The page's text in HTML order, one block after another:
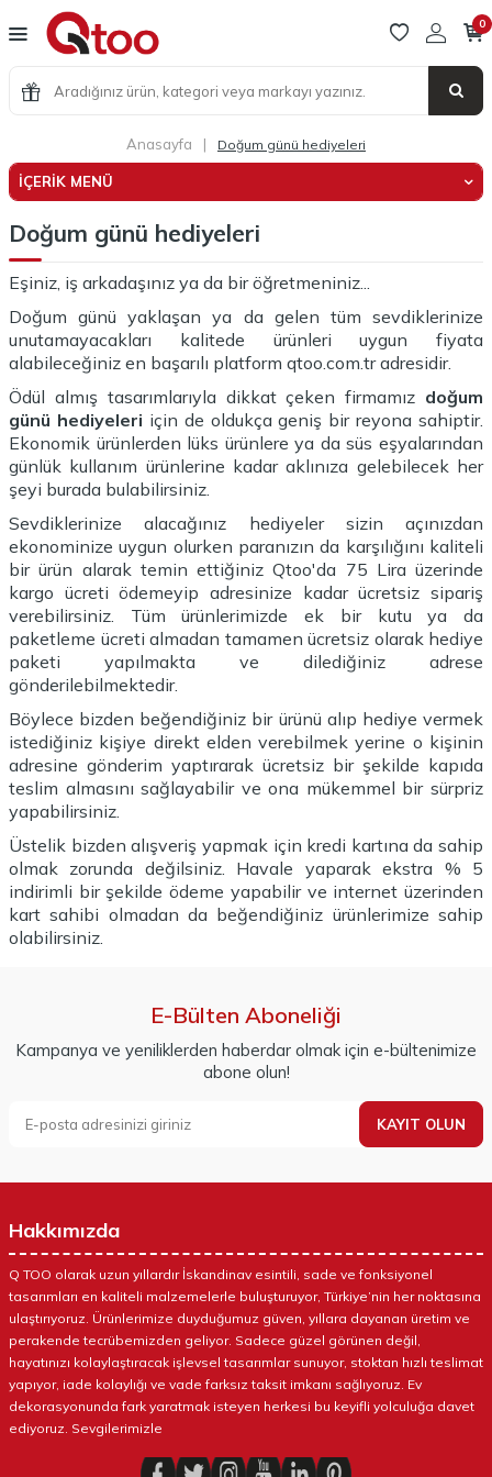
0
Anasayfa | Doğum günü hediyeleri
İÇERIK MENÜ
Doğum günü hediyeleri
Eşiniz, iş arkadaşınız ya da bir öğretmeniniz...
Doğum günü yaklaşan ya da gelen tüm sevdiklerinize
unutamayacakları kalitede ürünleri uygun fiyata
alabileceğiniz en başarılı platform qtoo.com.tr adresidir.
Ödül almış tasarımlarıyla dikkat çeken firmamız doğum
günü hediyeleri için de oldukça geniş bir reyona sahiptir.
Ekonomik ürünlerden lüks ürünlere ya da süs eşyalarından
günlük kullanım ürünlerine kadar aklınıza gelebilecek her
şeyi burada bulabilirsiniz.
Sevdiklerinize alacağınız hediyeler sizin açınızdan
ekonominize uygun olurken paranızın da karşılığını kaliteli
bir ürün alarak temin ettiğiniz Qtoo'da 75 Lira üzerinde
kargo ücreti ödemeyip adresinize kadar ücretsiz sipariş
verebilirsiniz. Tüm ürünlerimizde ek bir kutu ya da
paketleme ücreti almadan tamamen ücretsiz olarak hediye
paketi yapılmakta ve dilediğiniz adrese
gönderilebilmektedir.
Böylece bizden beğendiğiniz bir ürünü alıp hediye vermek
istediğiniz kişiye direkt elden verebilmek yerine o kişinin
adresine gönderim yaptırarak ücretsiz bir şekilde kapıda
teslim almasını sağlayabilir ve ona mükemmel bir sürpriz
yapabilirsiniz.
Üstelik bizden alışveriş yapmak için kredi kartına da sahip
olmak zorunda değilsiniz. Havale yaparak ekstra % 5
indirimli bir şekilde ödeme yapabilir ve internet üzerinden
kart sahibi olmadan da beğendiğiniz ürünlerimize sahip
olabilirsiniz.
E-Bülten Aboneliği
Kampanya ve yeniliklerden haberdar olmak için e-bültenimize
abone olun!
KAYIT OLUN
Hakkımızda
Q TOO olarak uzun yıllardır İskandinav esintili, sade ve fonksiyonel
tasarımları en kaliteli malzemelerle buluşturuyor, Türkiye’nin her noktasına
ulaştırıyoruz. Ürünlerimize duyduğumuz güven, yıllara dayanan üretim ve
perakende tecrübemizden geliyor. Sadece güzel görünen değil,
hayatınızı kolaylaştıracak işlevsel tasarımlar sunuyor, stoktan hızlı teslimat
yapıyor, iade kolaylığı ve vade farksız taksit imkanı sağlıyoruz. Ev
dekorasyonunda fark yaratmak isteyen herkesi bu keyifli yolculuğa davet
ediyoruz. Sevgilerimizle